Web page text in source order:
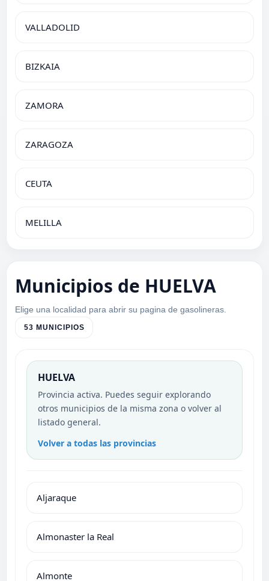
VALLADOLID
BIZKAIA
ZAMORA
ZARAGOZA
CEUTA
MELILLA
Municipios de HUELVA
Elige una localidad para abrir su pagina de gasolineras.
53 MUNICIPIOS
HUELVA
Provincia activa. Puedes seguir explorando
otros municipios de la misma zona o volver al
listado general.
Volver a todas las provincias
Aljaraque
Almonaster la Real
Almonte